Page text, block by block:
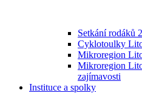
Setkání rodáků
Cyklotoulky
Mikroregion
Mikroregion
zajímavosti
Instituce a spolky